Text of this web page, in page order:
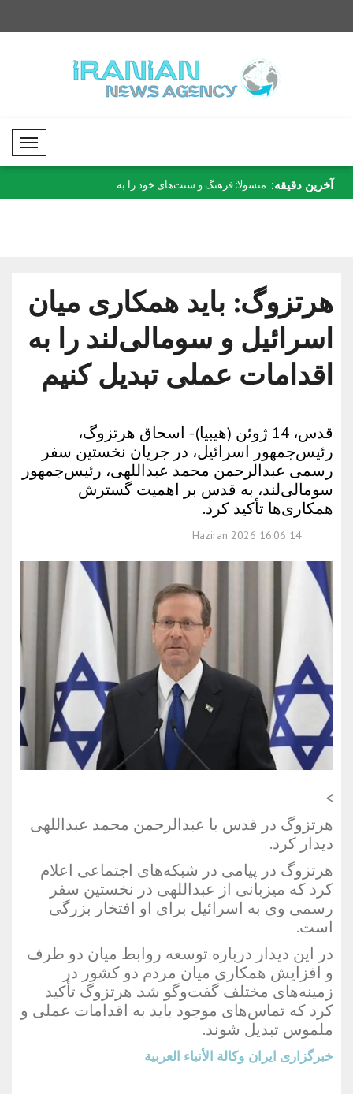
Mobil Menü
آخرین دقیقه: متسولا: فرهنگ و سنت‌های خود را به متعلق به امارات
هرتزوگ: باید همکاری میان
اسرائیل و سومالی‌لند را به
اقدامات عملی تبدیل کنیم
قدس، 14 ژوئن (هیبیا) - اسحاق هرتزوگ،
رئیس‌جمهور اسرائیل، در جریان نخستین سفر
رسمی عبدالرحمن محمد عبداللهی، رئیس‌جمهور
سومالی‌لند، به قدس بر اهمیت گسترش
همکاری‌ها تأکید کرد.
14 Haziran 2026 16:06
>
هرتزوگ در قدس با عبدالرحمن محمد عبداللهی
دیدار کرد.
هرتزوگ در پیامی در شبکه‌های اجتماعی اعلام
کرد که میزبانی از عبداللهی در نخستین سفر
رسمی وی به اسرائیل برای او افتخار بزرگی
است.
در این دیدار درباره توسعه روابط میان دو طرف
و افزایش همکاری میان مردم دو کشور در
زمینه‌های مختلف گفت‌وگو شد. هرتزوگ تأکید
کرد که تماس‌های موجود باید به اقدامات عملی و
ملموس تبدیل شوند.
خبرگزاری ایران وكالة الأنباء العربية